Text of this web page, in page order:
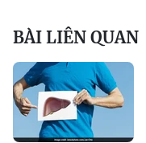
BÀI LIÊN QUAN